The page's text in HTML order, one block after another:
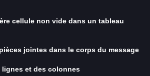
cellule non vide dans un tableau
jointes dans le corps du message
lignes et des colonnes